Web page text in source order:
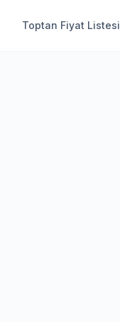
Toptan Fiyat Listesi